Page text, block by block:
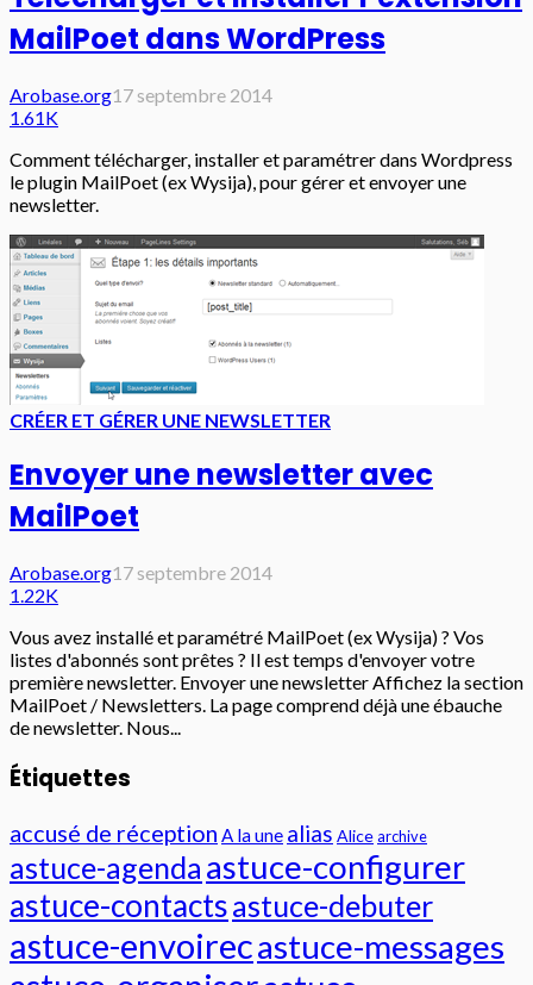
MailPoet dans WordPress
Arobase.org17 septembre 2014
1.61K
Comment télécharger, installer et paramétrer dans Wordpress
le plugin MailPoet (ex Wysija), pour gérer et envoyer une
newsletter.
CRÉER ET GÉRER UNE NEWSLETTER
Envoyer une newsletter avec
MailPoet
Arobase.org17 septembre 2014
1.22K
Vous avez installé et paramétré MailPoet (ex Wysija) ? Vos
listes d'abonnés sont prêtes ? Il est temps d'envoyer votre
première newsletter. Envoyer une newsletter Affichez la section
MailPoet / Newsletters. La page comprend déjà une ébauche
de newsletter. Nous...
Étiquettes
accusé de réception A la une alias Alicearchive
astuce-agenda astuce-configurer
astuce-contactsastuce-debuter
astuce-envoirecastuce-messages